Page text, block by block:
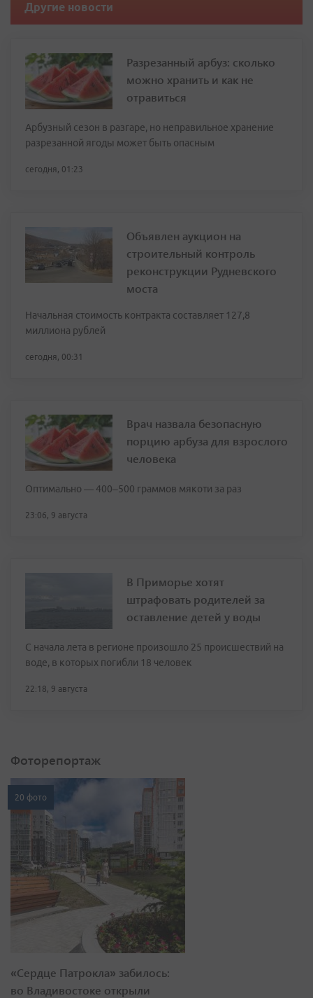
Другие новости
Разрезанный арбуз: сколько
можно хранить и как не
отравиться
Арбузный сезон в разгаре, но неправильное хранение
разрезанной ягоды может быть опасным
сегодня, 01:23
Объявлен аукцион на
строительный контроль
реконструкции Рудневского
моста
Начальная стоимость контракта составляет 127,8
миллиона рублей
сегодня, 00:31
Врач назвала безопасную
порцию арбуза для взрослого
человека
Оптимально — 400–500 граммов мякоти за раз
23:06, 9 августа
В Приморье хотят
штрафовать родителей за
оставление детей у воды
С начала лета в регионе произошло 25 происшествий на
воде, в которых погибли 18 человек
22:18, 9 августа
Фоторепортаж
20 фото
«Сердце Патрокла» забилось:
во Владивостоке открыли